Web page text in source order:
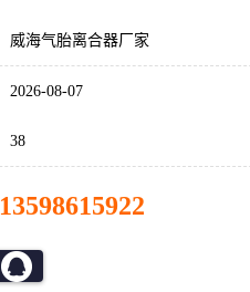
威海气胎离合器厂家
2026-08-07
38
13598615922